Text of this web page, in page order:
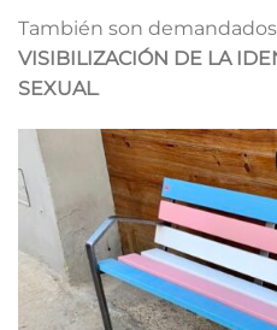
También son
VISIBILIZACIÓN DE LA
SEXUAL.